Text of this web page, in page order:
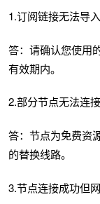
1.订阅链接无法导
答：请确认您使用
有效期内。
2.部分节点无法连接
答：节点为免费资
的替换线路。
3.节点连接成功但